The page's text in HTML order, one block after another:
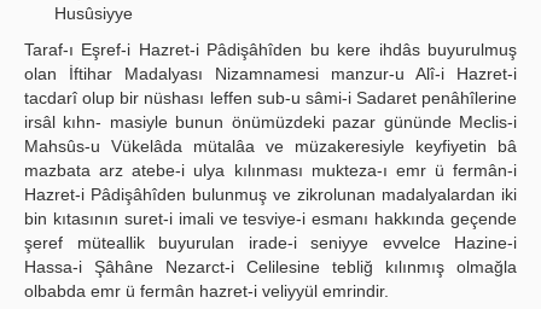
Husûsiyye
Taraf-ı Eşref-i Hazret-i Pâdişâhîden bu kere ihdâs buyurulmuş
olan İftihar Madalyası Nizamnamesi manzur-u Alî-i Hazret-i
tacdarî olup bir nüshası leffen sub-u sâmi-i Sadaret penâhîlerine
irsâl kıhn- masiyle bunun önümüzdeki pazar gününde Meclis-i
Mahsûs-u Vükelâda mütalâa ve müzakeresiyle keyfiyetin bâ
mazbata arz atebe-i ulya kılınması mukteza-ı emr ü fermân-i
Hazret-i Pâdişâhîden bulunmuş ve zikrolunan madalyalardan iki
bin kıtasının suret-i imali ve tesviye-i esmanı hakkında geçende
şeref müteallik buyurulan irade-i seniyye evvelce Hazine-i
Hassa-i Şâhâne Nezarct-i Celilesine tebliğ kılınmış olmağla
olbabda emr ü fermân hazret-i veliyyül emrindir.